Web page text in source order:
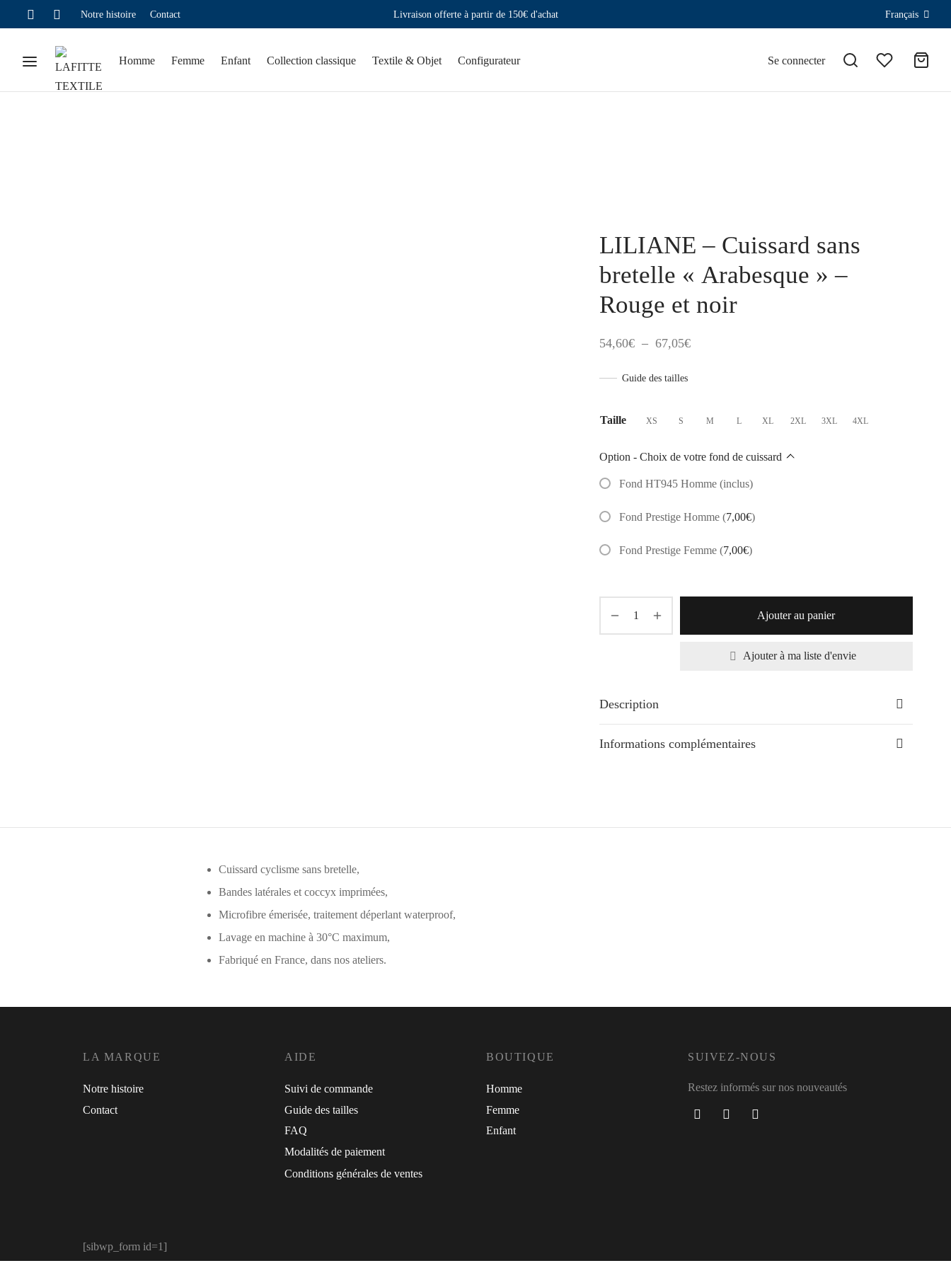
Notre histoire Contact Livraison offerte à partir de 150€ d'achat Français
Homme Femme Enfant Collection classique Textile & Objet Configurateur Se connecter
LILIANE – Cuissard sans
bretelle « Arabesque » –
Rouge et noir
54,60€ – 67,05€Plage
Guide des tailles
Taille XS S M L XL 2XL 3XL 4XL
Option - Choix de votre fond de cuissard
Fond HT945 Homme (inclus)
Fond Prestige Homme(7,00€)
Fond Prestige Femme(7,00€)
Ajouter au panier
Ajouter à ma liste d'envie
Description
Informations complémentaires
Cuissard cyclisme sans bretelle,
Bandes latérales et coccyx imprimées,
Microfibre émerisée, traitement déperlant waterproof,
Lavage en machine à 30°C maximum,
Fabriqué en France, dans nos ateliers.
LA MARQUE
Notre histoire
Contact
AIDE
Suivi de commande
Guide des tailles
FAQ
Modalités de paiement
Conditions générales de ventes
BOUTIQUE
Homme
Femme
Enfant
SUIVEZ-NOUS
Restez informés sur nos nouveautés
[sibwp_form id=1]